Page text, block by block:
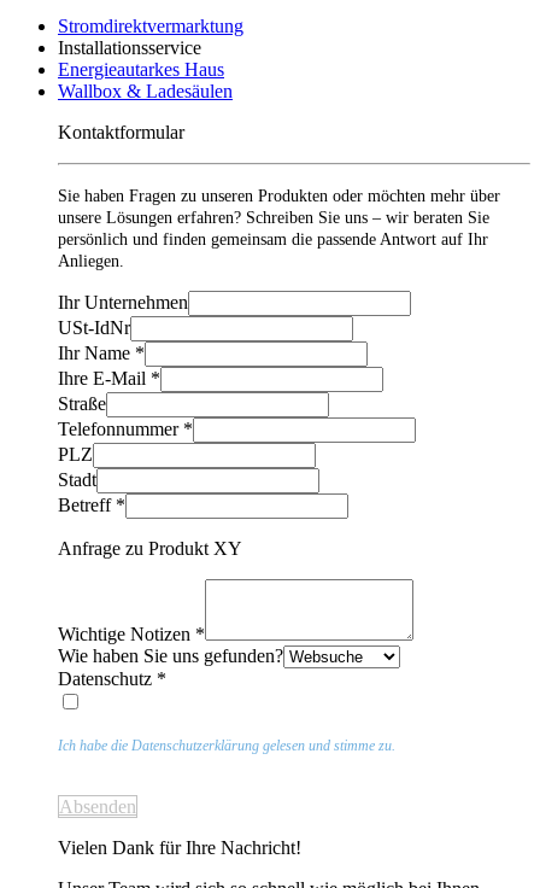
Stromdirektvermarktung
Installationsservice
Energieautarkes Haus
Wallbox & Ladesäulen
Kontaktformular
Sie haben Fragen zu unseren Produkten oder möchten mehr über
unsere Lösungen erfahren? Schreiben Sie uns – wir beraten Sie
persönlich und finden gemeinsam die passende Antwort auf Ihr
Anliegen.
Ihr Unternehmen
USt-IdNr
Ihr Name *
Ihre E-Mail *
Straße
Telefonnummer*
PLZ
Stadt
Betreff*
Anfrage zu Produkt XY
Wichtige Notizen *
Wie haben Sie uns gefunden?
Datenschutz *
Ich habe die Datenschutzerklärung gelesen und stimme zu.
Absenden
Vielen Dank für Ihre Nachricht!